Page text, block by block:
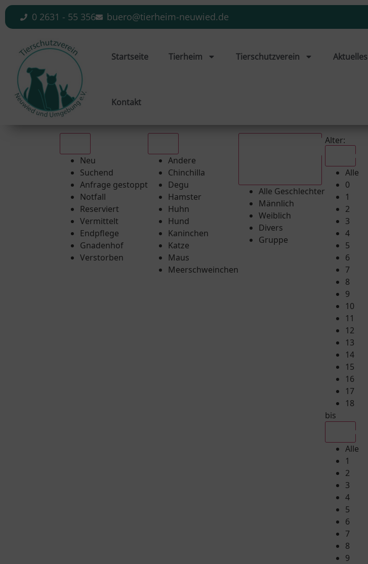
0 2631 - 55 356 buero@tierheim-neuwied.de
Startseite Tierheim Tierschutzverein Aktuelles
Kontakt
Neu
Suchend
Anfrage gestoppt
Notfall
Reserviert
Vermittelt
Endpflege
Gnadenhof
Verstorben
Andere
Chinchilla
Degu
Hamster
Huhn
Hund
Kaninchen
Katze
Maus
Meerschweinchen
Alle Geschlechter
Männlich
Weiblich
Divers
Gruppe
Alter:
Alle
0
1
2
3
4
5
6
7
8
9
10
11
12
13
14
15
16
17
18
bis
Alle
1
2
3
4
5
6
7
8
9